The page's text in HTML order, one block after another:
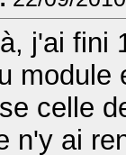
j'ai fini
module
celle
n'y ai